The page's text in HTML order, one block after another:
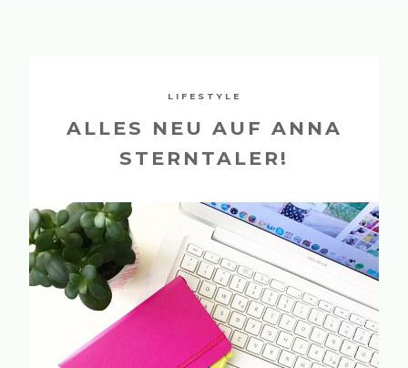
LIFESTYLE
ALLES NEU AUF ANNA
STERNTALER!